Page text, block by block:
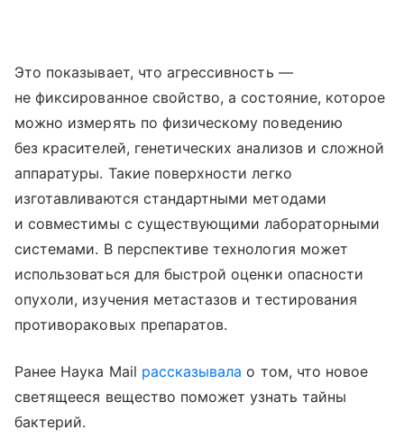
Это показывает, что агрессивность —
не фиксированное свойство, а состояние, которое
можно измерять по физическому поведению
без красителей, генетических анализов и сложной
аппаратуры. Такие поверхности легко
изготавливаются стандартными методами
и совместимы с существующими лабораторными
системами. В перспективе технология может
использоваться для быстрой оценки опасности
опухоли, изучения метастазов и тестирования
противораковых препаратов.
Ранее Наука Mail рассказывала о том, что новое
светящееся вещество поможет узнать тайны
бактерий.